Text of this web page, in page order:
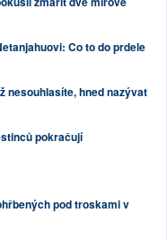
Co to do prdele
nesouhlasíte, hned nazývat
pokračují
pod troskami v